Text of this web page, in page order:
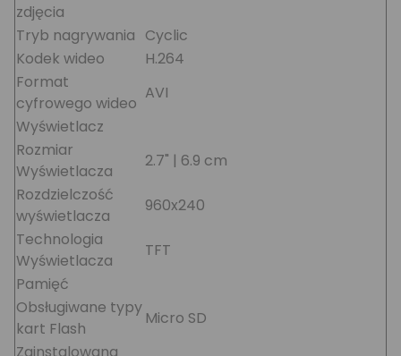
zdjęcia
Tryb nagrywania Cyclic
Kodek wideo
H.264
Format
cyfrowego wideo
AVI
Wyświetlacz
Rozmiar
Wyświetlacza
2.7" | 6.9 cm
Rozdzielczość
wyświetlacza
960x240
Technologia
Wyświetlacza
TFT
Pamięć
Obsługiwane typy
kart Flash
Micro SD